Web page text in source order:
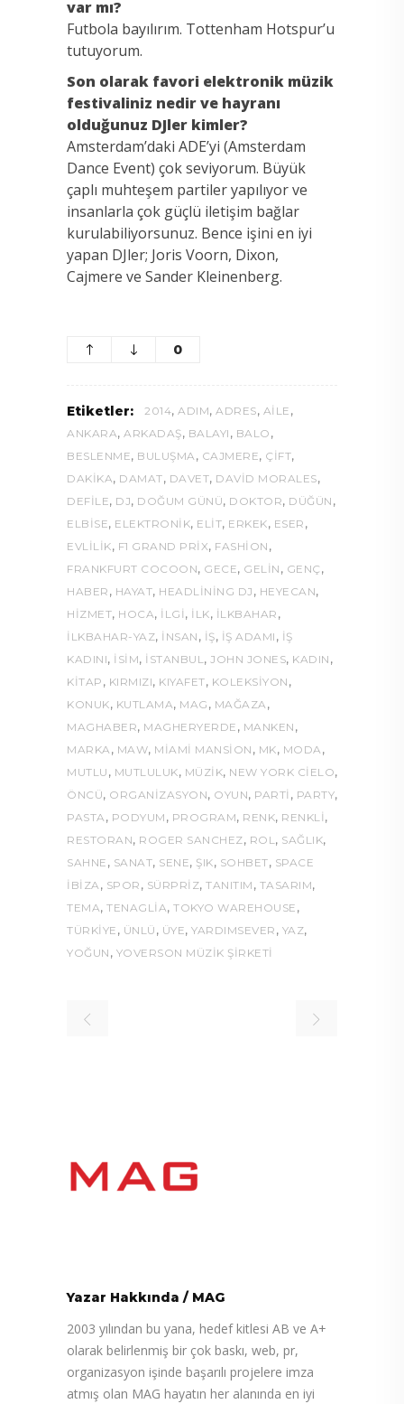
var mı?
Futbola bayılırım. Tottenham Hotspur’u
tutuyorum.
Son olarak favori elektronik müzik
festivaliniz nedir ve hayranı
olduğunuz DJler kimler?
Amsterdam’daki ADE’yi (Amsterdam
Dance Event) çok seviyorum. Büyük
çaplı muhteşem partiler yapılıyor ve
insanlarla çok güçlü iletişim bağlar
kurulabiliyorsunuz. Bence işini en iyi
yapan DJler; Joris Voorn, Dixon,
Cajmere ve Sander Kleinenberg.
0
Etiketler: 2014, ADIM, ADRES, AILE ,
ANKARA, ARKADAŞ, BALAYI , BALO ,
BESLENME, BULUŞMA , CAJMERE, ÇIFT,
DAKIKA, DAMAT, DAVET, DAVID MORALES,
DEFILE, DJ, DOĞUM GÜNÜ, DOKTOR, DÜĞÜN ,
ELBISE, ELEKTRONIK, ELIT, ERKEK, ESER ,
EVLILIK, F1 GRAND PRIX, FASHION ,
FRANKFURT COCOON, GECE, GELIN , GENÇ ,
HABER , HAYAT, HEADLINING DJ , HEYECAN,
HIZMET, HOCA, ILGI , ILK, ILKBAHAR ,
İLKBAHAR-YAZ, INSAN , IŞ, IŞ ADAMI , IŞ
KADINI, ISIM, ISTANBUL , JOHN JONES, KADIN ,
KITAP , KIRMIZI, KIYAFET, KOLEKSİYON ,
KONUK, KUTLAMA, MAG , MAĞAZA ,
MAGHABER, MAGHERYERDE , MANKEN ,
MARKA , MAW, MIAMI MANSION , MK, MODA ,
MUTLU , MUTLULUK, MÜZIK, NEW YORK CIELO,
ÖNCÜ, ORGANIZASYON, OYUN, PARTI , PARTY,
PASTA , PODYUM , PROGRAM, RENK, RENKLI ,
RESTORAN, ROGER SANCHEZ, ROL , SAĞLIK,
SAHNE , SANAT, SENE, ŞIK, SOHBET, SPACE
İBIZA , SPOR , SÜRPRIZ, TANITIM , TASARIM,
TEMA, TENAGLIA, TOKYO WAREHOUSE ,
TÜRKIYE , ÜNLÜ , ÜYE, YARDIMSEVER , YAZ,
YOĞUN , YOVERSON MÜZIK ŞIRKETI
Yazar Hakkında / MAG
2003 yılından bu yana, hedef kitlesi AB ve A+
olarak belirlenmiş bir çok baskı, web, pr,
organizasyon işinde başarılı projelere imza
atmış olan MAG hayatın her alanında en iyi